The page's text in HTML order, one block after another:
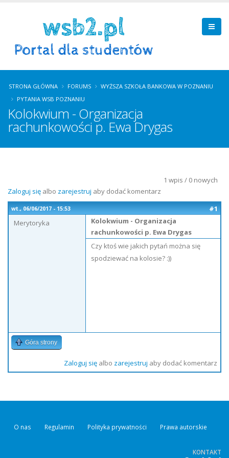
STRONA GŁÓWNA FORUMS
WYŻSZA SZKOŁA BANKOWA W POZNANIU
PYTANIA WSB POZNANIU
Kolokwium - Organizacja
rachunkowości p. Ewa Drygas
1 wpis / 0 nowych
Zaloguj się albo zarejestruj aby dodać komentarz
wt., 06/06/2017 - 15:53
#1
Merytoryka
Kolokwium - Organizacja
rachunkowości p. Ewa Drygas
Czy ktoś wie jakich pytań można się
spodziewać na kolosie? :))
Góra strony
Zaloguj sięalbo zarejestruj aby dodać komentarz
O nas Regulamin Polityka prywatności Prawa autorskie
KONTAKT